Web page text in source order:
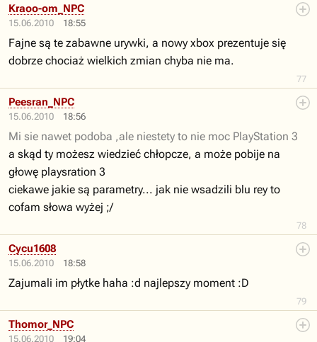
15.06.2010 18:55
77
Kraoo-om_NPC
Fajne są te zabawne urywki, a nowy xbox prezentuje się
dobrze chociaż wielkich zmian chyba nie ma.
15.06.2010 18:56
78
Peesran_NPC
Mi sie nawet podoba ,ale niestety to nie moc PlayStation 3
a skąd ty możesz wiedzieć chłopcze, a może pobije na
głowę playsration 3
ciekawe jakie są parametry... jak nie wsadzili blu rey to
cofam słowa wyżej ;/
15.06.2010 18:58
79
Cycu1608
Zajumali im płytke haha :d najlepszy moment :D
15.06.2010 19:04
Thomor_NPC